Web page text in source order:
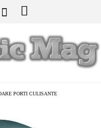
PORTI CULISANTE